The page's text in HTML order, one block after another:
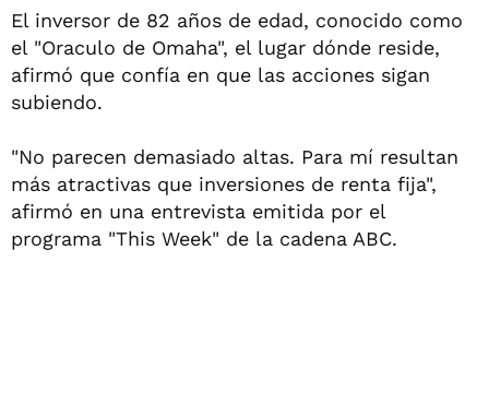
El inversor de 82 años de edad, conocido como
el "Oraculo de Omaha", el lugar dónde reside,
afirmó que confía en que las acciones sigan
subiendo.
"No parecen demasiado altas. Para mí resultan
más atractivas que inversiones de renta fija",
afirmó en una entrevista emitida por el
programa "This Week" de la cadena ABC.